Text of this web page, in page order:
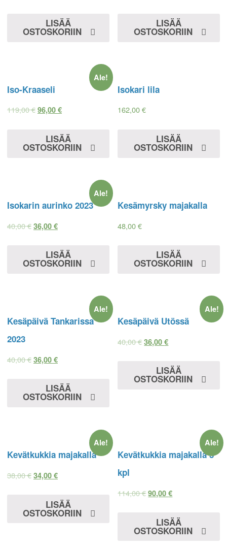
LISÄÄ
OSTOSKORIIN
LISÄÄ
OSTOSKORIIN
Ale!
Iso-Kraaseli
119,00€ 96,00 €
LISÄÄ
OSTOSKORIIN
Isokari lila
162,00€
LISÄÄ
OSTOSKORIIN
Ale!
Isokarin aurinko 2023
40,00€ 36,00 €
LISÄÄ
OSTOSKORIIN
Kesämyrsky majakalla
48,00€
LISÄÄ
OSTOSKORIIN
Ale!
Kesäpäivä Tankarissa
2023
40,00€ 36,00 €
LISÄÄ
OSTOSKORIIN
Ale!
Kesäpäivä Utössä
40,00€ 36,00€
LISÄÄ
OSTOSKORIIN
Ale!
Kevätkukkia majakalla
38,00€ 34,00 €
LISÄÄ
OSTOSKORIIN
Ale!
Kevätkukkia majakalla 3
kpl
114,00€ 90,00€
LISÄÄ
OSTOSKORIIN